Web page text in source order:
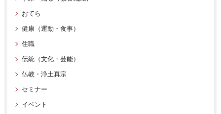
おてら
健康（運動・食事）
住職
伝統（文化・芸能）
仏教・浄土真宗
セミナー
イベント